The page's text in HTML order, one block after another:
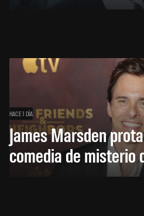
HACE 1 DÍA
James Marsden
comedia de misterio